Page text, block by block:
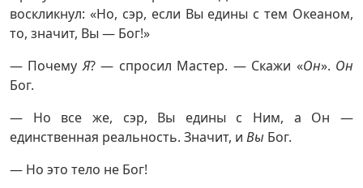
воскликнул: «Но, сэр, если Вы едины с тем Океаном,
то, значит, Вы — Бог!»
— ПочемуЯ? — спросил Мастер. — Скажи «Он». Он
Бог.
— Но все же, сэр, Вы едины с Ним, а Он —
единственная реальность. Значит, и Вы Бог.
— Но это тело не Бог!